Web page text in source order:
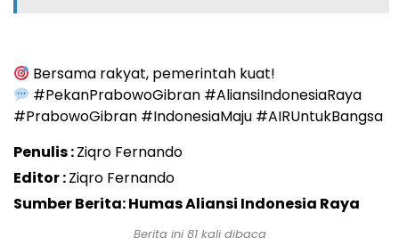
Bersama rakyat, pemerintah kuat!
#PekanPrabowoGibran #AliansiIndonesiaRaya
#PrabowoGibran #IndonesiaMaju #AIRUntukBangsa
Penulis :Ziqro Fernando
Editor :Ziqro Fernando
Sumber Berita: Humas Aliansi Indonesia Raya
Berita ini 81kali dibaca